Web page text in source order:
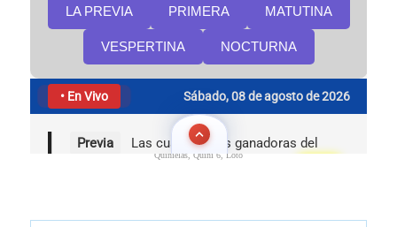
Quinielas, Quini 6, Loto